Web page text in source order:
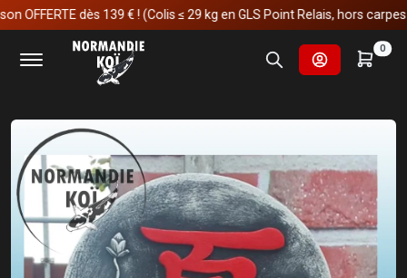
dès 139 € ! (Colis ≤ 29 kg en GLS Point Relais, hors carpes koï)
0
Accueil
Fournitures et technologies pour les bassins
Décoration & statue de jardin
Statue extérieur
Décoration mural